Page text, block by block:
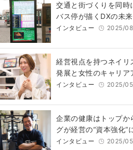
交通と街づくりを同時
バス停が描くDXの未
インタビュー 2025/
経営視点を持つネイ
発展と女性のキャリア
インタビュー 2025/
企業の健康はトップか
グが経営の“資本強化”
インタビュー 2025/